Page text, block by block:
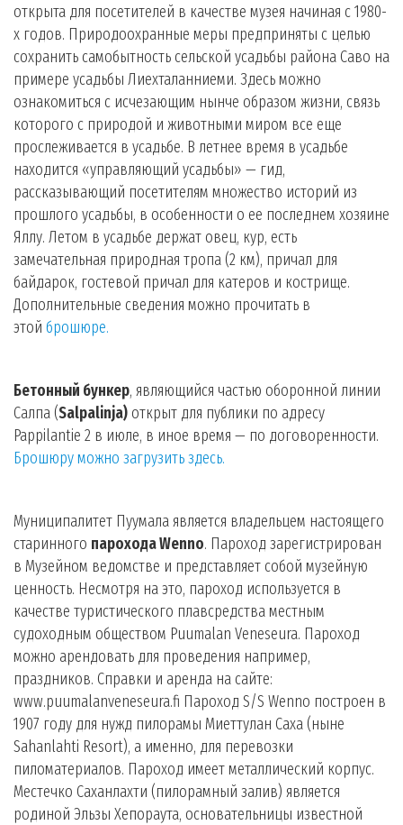
открыта для посетителей в качестве музея начиная с 1980-
х годов. Природоохранные меры предприняты с целью
сохранить самобытность сельской усадьбы района Саво на
примере усадьбы Лиехталанниеми. Здесь можно
ознакомиться с исчезающим нынче образом жизни, связь
которого с природой и животными миром все еще
прослеживается в усадьбе. В летнее время в усадьбе
находится «управляющий усадьбы» — гид,
рассказывающий посетителям множество историй из
прошлого усадьбы, в особенности о ее последнем хозяине
Яллу. Летом в усадьбе держат овец, кур, есть
замечательная природная тропа (2 км), причал для
байдарок, гостевой причал для катеров и кострище.
Дополнительные сведения можно прочитать в
этой брошюре.
Бетонный бункер, являющийся частью оборонной линии
Салпа (Salpalinja) открыт для публики по адресу
Pappilantie 2 в июле, в иное время — по договоренности.
Брошюру можно загрузить здесь.
Муниципалитет Пуумала является владельцем настоящего
старинного парохода Wenno. Пароход зарегистрирован
в Музейном ведомстве и представляет собой музейную
ценность. Несмотря на это, пароход используется в
качестве туристического плавсредства местным
судоходным обществом Puumalan Veneseura. Пароход
можно арендовать для проведения например,
праздников. Справки и аренда на сайте:
www.puumalanveneseura.fi Пароход S/S Wenno построен в
1907 году для нужд пилорамы Миеттулан Саха (ныне
Sahanlahti Resort), а именно, для перевозки
пиломатериалов. Пароход имеет металлический корпус.
Местечко Саханлахти (пилорамный залив) является
родиной Эльзы Хепораута, основательницы известной